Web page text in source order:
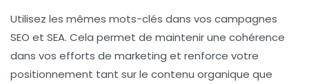
Utilisez les mêmes mots-clés dans vos campagnes
SEO et SEA. Cela permet de maintenir une cohérence
dans vos efforts de marketing et renforce votre
positionnement tant sur le contenu organique que